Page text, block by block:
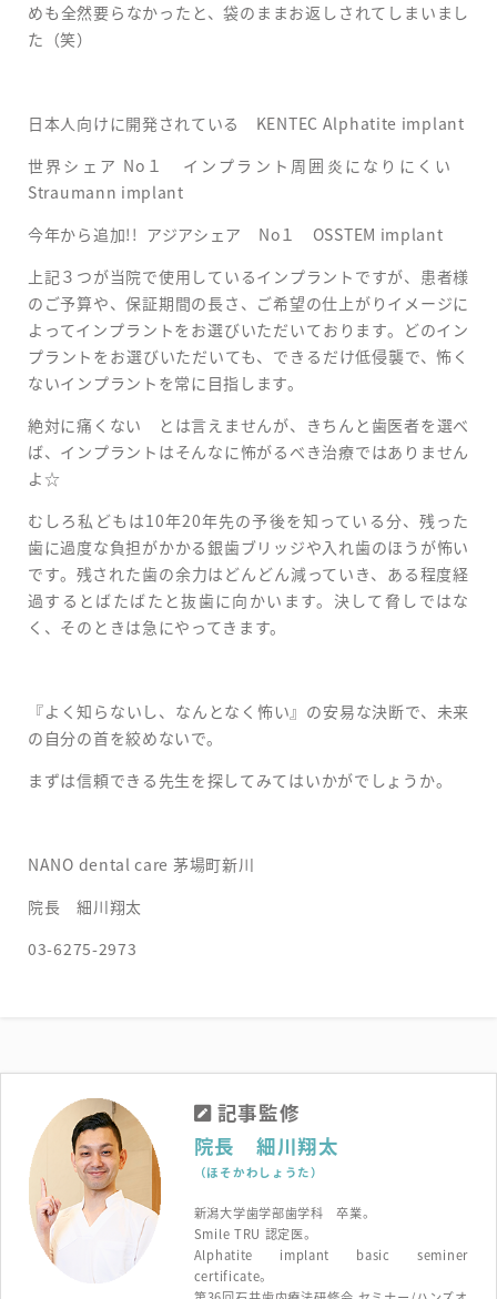
めも全然要らなかったと、袋のままお返しされてしまいまし
た（笑）
日本人向けに開発されている KENTEC Alphatite implant
世界シェア No１ インプラント周囲炎になりにくい
Straumann implant
今年から追加!! アジアシェア No１ OSSTEM implant
上記３つが当院で使用しているインプラントですが、患者様
のご予算や、保証期間の長さ、ご希望の仕上がりイメージに
よってインプラントをお選びいただいております。どのイン
プラントをお選びいただいても、できるだけ低侵襲で、怖く
ないインプラントを常に目指します。
絶対に痛くない とは言えませんが、きちんと歯医者を選べ
ば、インプラントはそんなに怖がるべき治療ではありません
よ☆
むしろ私どもは10年20年先の予後を知っている分、残った
歯に過度な負担がかかる銀歯ブリッジや入れ歯のほうが怖い
です。残された歯の余力はどんどん減っていき、ある程度経
過するとばたばたと抜歯に向かいます。決して脅しではな
く、そのときは急にやってきます。
『よく知らないし、なんとなく怖い』の安易な決断で、未来
の自分の首を絞めないで。
まずは信頼できる先生を探してみてはいかがでしょうか。
NANO dental care 茅場町新川
院長 細川翔太
03-6275-2973
記事監修
院長 細川翔太
（ほそかわしょうた）
新潟大学歯学部歯学科 卒業。
Smile TRU 認定医。
Alphatite implant basic seminer
certificate。